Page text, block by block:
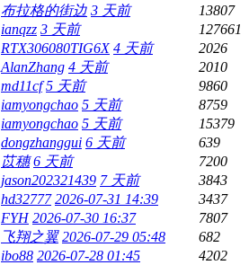
布拉格的街边 3 天前
13807
ianqzz 3 天前
127661
RTX306080TIG6X 4 天前
2026
AlanZhang 4 天前
2010
md11cf 5 天前
9860
iamyongchao 5 天前
8759
iamyongchao 5 天前
15379
dongzhanggui 6 天前
639
苡穗 6 天前
7200
jason202321439 7 天前
3843
hd32777 2026-07-31 14:39
3437
FYH 2026-07-30 16:37
7807
飞翔之翼 2026-07-29 05:48
682
ibo88 2026-07-28 01:45
4202